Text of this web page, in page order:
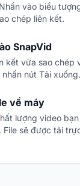
vào biểu
chép liên kết.
SnapVid
kết vừa sao chép
nút Tải xuống.
về máy
lượng video
File sẽ được tải